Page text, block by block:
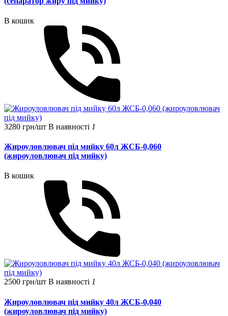
В кошик
3280 грн/шт В наявності 1
Жироуловлювач під мийку 60л ЖСБ-0,060
(жироуловлювач під мийку)
В кошик
2500 грн/шт В наявності 1
Жироуловлювач під мийку 40л ЖСБ-0,040
(жироуловлювач під мийку)